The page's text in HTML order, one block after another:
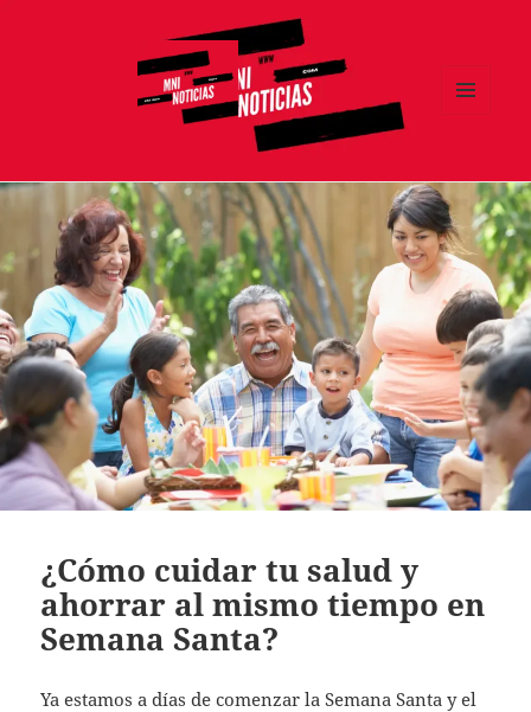
¿Cómo cuidar tu salud y
ahorrar al mismo tiempo en
Semana Santa?
Ya estamos a días de comenzar la Semana Santa y el